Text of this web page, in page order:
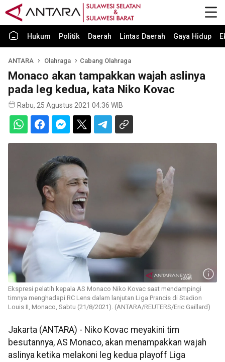
Hukum Politik Daerah Lintas Daerah Gaya Hidup
ANTARA Olahraga Cabang Olahraga
Monaco akan tampakkan wajah aslinya
pada leg kedua, kata Niko Kovac
Rabu, 25 Agustus 2021 04:36 WIB
Ekspresi pelatih kepala AS Monaco Niko Kovac saat mendampingi
timnya menghadapi RC Lens dalam lanjutan Liga Prancis di Stadion
Louis II, Monaco, Sabtu (21/8/2021). (ANTARA/REUTERS/Eric Gaillard)
Jakarta (ANTARA) - Niko Kovac meyakini tim
besutannya, AS Monaco, akan menampakkan wajah
aslinya ketika melakoni leg kedua playoff Liga